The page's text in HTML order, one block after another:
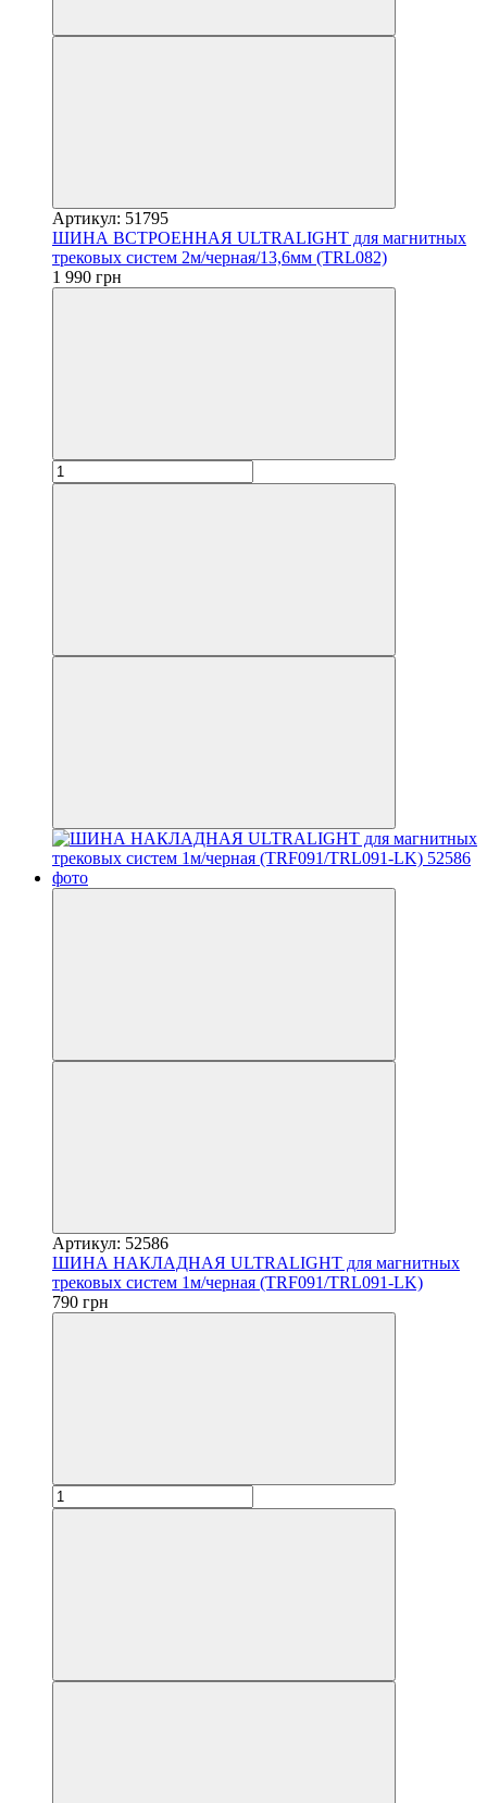
Артикул: 51795
ШИНА ВСТРОЕННАЯ ULTRALIGHT для магнитных
трековых систем 2м/черная/13,6мм (TRL082)
1 990 грн
Артикул: 52586
ШИНА НАКЛАДНАЯ ULTRALIGHT для магнитных
трековых систем 1м/черная (TRF091/TRL091-LK)
790 грн